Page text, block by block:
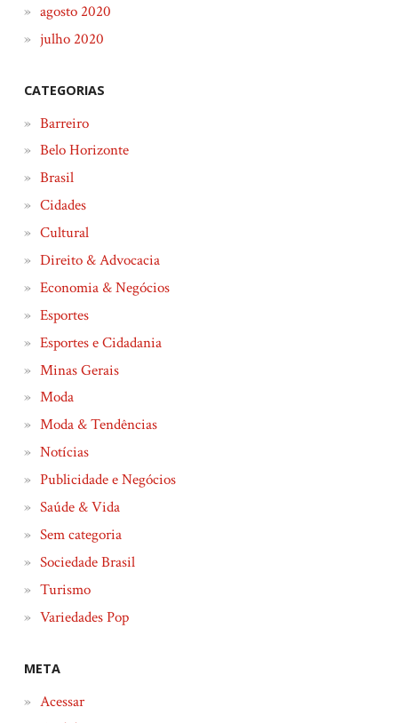
agosto 2020
julho 2020
CATEGORIAS
Barreiro
Belo Horizonte
Brasil
Cidades
Cultural
Direito & Advocacia
Economia & Negócios
Esportes
Esportes e Cidadania
Minas Gerais
Moda
Moda & Tendências
Notícias
Publicidade e Negócios
Saúde & Vida
Sem categoria
Sociedade Brasil
Turismo
Variedades Pop
META
Acessar